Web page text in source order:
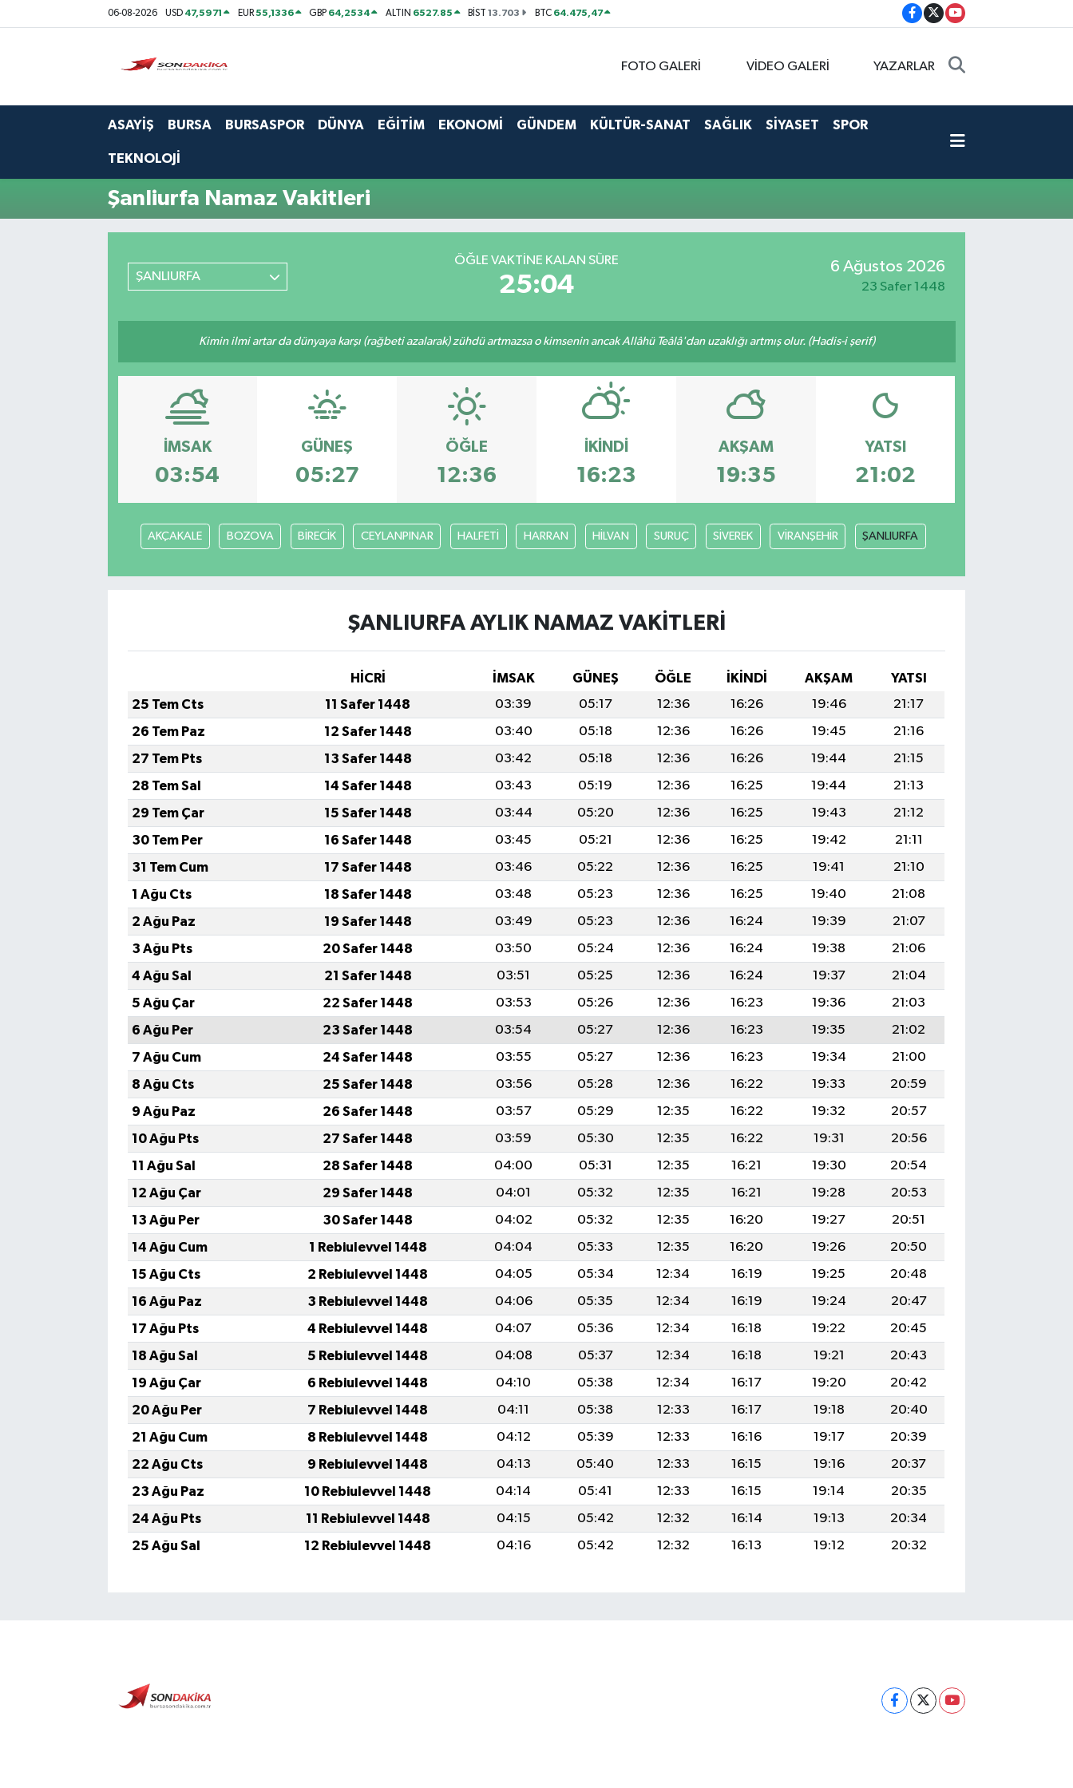
06-08-2026 USD 47,5971 EUR55,1336 GBP 64,2534 ALTIN 6527.85 BİST13.703 BTC 64.475,47
FOTO GALERİ VİDEO GALERİ YAZARLAR
ASAYİŞ BURSA BURSASPOR DÜNYA EĞİTİM EKONOMİ GÜNDEM KÜLTÜR-SANAT SAĞLIK SİYASET SPOR
TEKNOLOJİ
Şanliurfa Namaz Vakitleri
ŞANLIURFA
ÖĞLE VAKTINE KALAN SÜRE
25:04
6 Ağustos 2026
23 Safer 1448
Kimin ilmi artar da dünyaya karşı (rağbeti azalarak) zühdü artmazsa o kimsenin ancak Allâhü Teâlâ'dan uzaklığı artmış olur. (Hadis-i şerif)
İMSAK
03:54
GÜNEŞ
05:27
ÖĞLE
12:36
İKINDI
16:23
AKŞAM
19:35
YATSI
21:02
AKÇAKALE BOZOVA BİRECİK CEYLANPINAR HALFETİ HARRAN HİLVAN SURUÇ SİVEREK VİRANŞEHİR ŞANLIURFA
ŞANLIURFA AYLIK NAMAZ VAKITLERI
HİCRİ İMSAK GÜNEŞ ÖĞLE İKINDI AKŞAM
YATSI
25 Tem Cts
11 Safer 1448 03:39 05:17 12:36 16:26 19:46
21:17
26 Tem Paz
12 Safer 1448 03:40 05:18 12:36 16:26 19:45
21:16
27 Tem Pts
13 Safer 1448 03:42 05:18 12:36 16:26 19:44
21:15
28 Tem Sal
14 Safer 1448 03:43 05:19 12:36 16:25 19:44
21:13
29 Tem Çar
15 Safer 1448 03:44 05:20 12:36 16:25 19:43
21:12
30 Tem Per
16 Safer 1448 03:45 05:21 12:36 16:25 19:42
21:11
31 Tem Cum
17 Safer 1448 03:46 05:22 12:36 16:25 19:41
21:10
1 Ağu Cts
18 Safer 1448 03:48 05:23 12:36 16:25 19:40
21:08
2 Ağu Paz
19 Safer 1448 03:49 05:23 12:36 16:24 19:39
21:07
3 Ağu Pts
20 Safer 1448 03:50 05:24 12:36 16:24 19:38
21:06
4 Ağu Sal
21 Safer 1448 03:51 05:25 12:36 16:24 19:37
21:04
5 Ağu Çar
22 Safer 1448 03:53 05:26 12:36 16:23 19:36
21:03
6 Ağu Per
23 Safer 1448 03:54 05:27 12:36 16:23 19:35
21:02
7 Ağu Cum
24 Safer 1448 03:55 05:27 12:36 16:23 19:34
21:00
8 Ağu Cts
25 Safer 1448 03:56 05:28 12:36 16:22 19:33
20:59
9 Ağu Paz
26 Safer 1448 03:57 05:29 12:35 16:22 19:32
20:57
10 Ağu Pts
27 Safer 1448 03:59 05:30 12:35 16:22 19:31
20:56
11 Ağu Sal
28 Safer 1448 04:00 05:31 12:35 16:21 19:30
20:54
12 Ağu Çar
29 Safer 1448 04:01 05:32 12:35 16:21 19:28
20:53
13 Ağu Per
30 Safer 1448 04:02 05:32 12:35 16:20 19:27
20:51
14 Ağu Cum
1 Rebiulevvel 1448 04:04 05:33 12:35 16:20 19:26
20:50
15 Ağu Cts
2 Rebiulevvel 1448 04:05 05:34 12:34 16:19 19:25
20:48
16 Ağu Paz
3 Rebiulevvel 1448 04:06 05:35 12:34 16:19 19:24
20:47
17 Ağu Pts
4 Rebiulevvel 1448 04:07 05:36 12:34 16:18 19:22
20:45
18 Ağu Sal
5 Rebiulevvel 1448 04:08 05:37 12:34 16:18 19:21
20:43
19 Ağu Çar
6 Rebiulevvel 1448 04:10 05:38 12:34 16:17 19:20
20:42
20 Ağu Per
7 Rebiulevvel 1448 04:11 05:38 12:33 16:17 19:18
20:40
21 Ağu Cum
8 Rebiulevvel 1448 04:12 05:39 12:33 16:16 19:17
20:39
22 Ağu Cts
9 Rebiulevvel 1448 04:13 05:40 12:33 16:15 19:16
20:37
23 Ağu Paz
10 Rebiulevvel 1448 04:14 05:41 12:33 16:15 19:14
20:35
24 Ağu Pts
11 Rebiulevvel 1448 04:15 05:42 12:32 16:14 19:13
20:34
25 Ağu Sal
12 Rebiulevvel 1448 04:16 05:42 12:32 16:13 19:12 20:32
Ekonomi
Foto Galeri